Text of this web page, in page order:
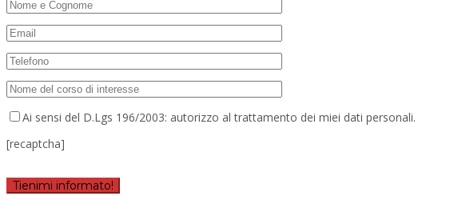
Ai sensi del D.Lgs 196/2003: autorizzo al trattamento dei miei dati personali.
[recaptcha]
Tienimi informato!